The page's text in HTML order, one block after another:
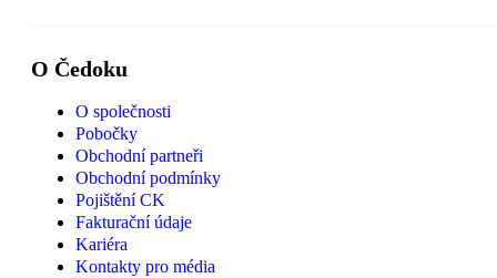
O Čedoku
O společnosti
Pobočky
Obchodní partneři
Obchodní podmínky
Pojištění CK
Fakturační údaje
Kariéra
Kontakty pro média